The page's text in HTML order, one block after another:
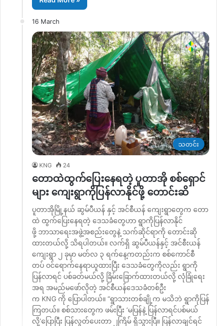
16 March
သတင်း
KNG 24
တောထဲထွက်ပြေးနေရတဲ့ ပူတာအို စစ်ရှောင်
များ ကျေးရွာကိုပြန်လာနိုင်ဖို့ တောင်းဆိ
ပူတာအိုမြို့နယ် ဆွမ်ပီယန် နှင့် အင်စီယန် ကျေးရွာတွေက တော
ထဲ ထွက်ပြေးနေရတဲ့ ဒေသခံတွေဟာ ရွာကိုပြန်လာနိုင်
ဖို့ ဘာသာရေးအဖွဲ့အစည်းတွေနဲ့ သက်ဆိုင်ရာကို တောင်းဆို
ထားတယ်လို့ သိရပါတယ်။ လက်ရှိ ဆွမ်ပီယန်နှင့် အင်စီးယန်
ကျေးရွာ ၂ ခုမှာ မတ်လ ၃ ရက်နေ့ကတည်းက စစ်ကောင်စီ
တပ် ဝင်ရောက်နေရာယူထားပြီး ဒေသခံတွေကိုလည်း ရွာကို
ပြန်လာရင် ပစ်ခတ်မယ်လို့ ခြိမ်းခြောက်ထားတယ်လို့ လုံခြုံရေး
အရ အမည်မဖော်လိုတဲ့ အင်စီယန်ဒေသခံတစ်ဦး
က KNG ကို ပြောပါတယ်။ “ရွာသားတစ်ချို့က မသိဘဲ ရွာကိုပြန်
ကြတယ်။ စစ်သားတွေက ဖမ်းပြီး ‘မပြန်နဲ့ ပြန်လာရင်ပစ်မယ်
လို့’ပြောပြီး ပြန်လွတ်ပေးတာ ၂ကြိမ် ရှိသွားပြီ။ ပြန်လာချင်ရင်